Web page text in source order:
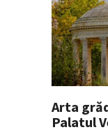
Arta
Palatul